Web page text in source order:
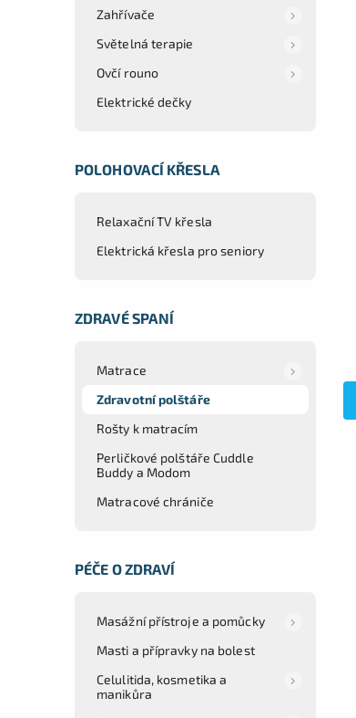
Zahřívače
Světelná terapie
Ovčí rouno
Elektrické dečky
POLOHOVACÍ KŘESLA
Relaxační TV křesla
Elektrická křesla pro seniory
ZDRAVÉ SPANÍ
Matrace
Zdravotní polštáře
Rošty k matracím
Perličkové polštáře Cuddle
Buddy a Modom
Matracové chrániče
PÉČE O ZDRAVÍ
Masážní přístroje a pomůcky
Masti a přípravky na bolest
Celulitida, kosmetika a
manikůra